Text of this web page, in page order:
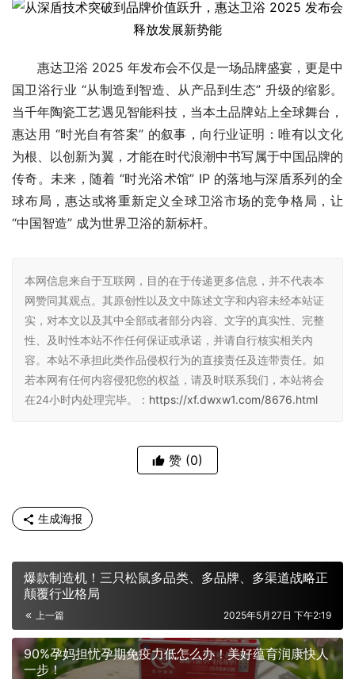
惠达卫浴 2025 年发布会不仅是一场品牌盛宴，更是中
国卫浴行业 “从制造到智造、从产品到生态” 升级的缩影。
当千年陶瓷工艺遇见智能科技，当本土品牌站上全球舞台，
惠达用 “时光自有答案” 的叙事，向行业证明：唯有以文化
为根、以创新为翼，才能在时代浪潮中书写属于中国品牌的
传奇。未来，随着 “时光浴术馆” IP 的落地与深盾系列的全
球布局，惠达或将重新定义全球卫浴市场的竞争格局，让
“中国智造” 成为世界卫浴的新标杆。
本网信息来自于互联网，目的在于传递更多信息，并不代表本
网赞同其观点。其原创性以及文中陈述文字和内容未经本站证
实，对本文以及其中全部或者部分内容、文字的真实性、完整
性、及时性本站不作任何保证或承诺，并请自行核实相关内
容。本站不承担此类作品侵权行为的直接责任及连带责任。如
若本网有任何内容侵犯您的权益，请及时联系我们，本站将会
在24小时内处理完毕。： https://xf.dwxw1.com/8676.html
赞 (0)
生成海报
爆款制造机！三只松鼠多品类、多品牌、多渠道战略正
颠覆行业格局
上一篇 2025年5月27日 下午2:19
90%孕妈担忧孕期免疫力低怎么办！美好蕴育润康快人
一步！